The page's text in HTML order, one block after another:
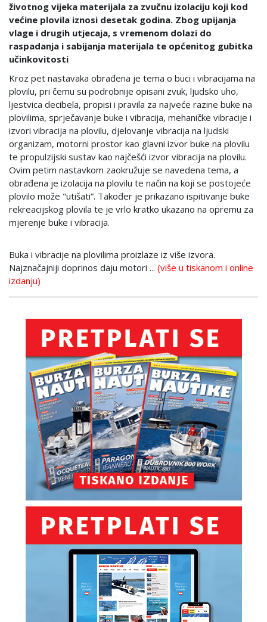
životnog vijeka materijala za zvučnu izolaciju koji kod
većine plovila iznosi desetak godina. Zbog upijanja
vlage i drugih utjecaja, s vremenom dolazi do
raspadanja i sabijanja materijala te općenitog gubitka
učinkovitosti
Kroz pet nastavaka obrađena je tema o buci i vibracijama na
plovilu, pri čemu su podrobnije opisani zvuk, ljudsko uho,
ljestvica decibela, propisi i pravila za najveće razine buke na
plovilima, sprječavanje buke i vibracija, mehaničke vibracije i
izvori vibracija na plovilu, djelovanje vibracija na ljudski
organizam, motorni prostor kao glavni izvor buke na plovilu
te propulzijski sustav kao najčešći izvor vibracija na plovilu.
Ovim petim nastavkom zaokružuje se navedena tema, a
obrađena je izolacija na plovilu te način na koji se postojeće
plovilo može "utišati”. Također je prikazano ispitivanje buke
rekreacijskog plovila te je vrlo kratko ukazano na opremu za
mjerenje buke i vibracija.
Buka i vibracije na plovilima proizlaze iz više izvora.
Najznačajniji doprinos daju motori ... (više u tiskanom i online
izdanju)